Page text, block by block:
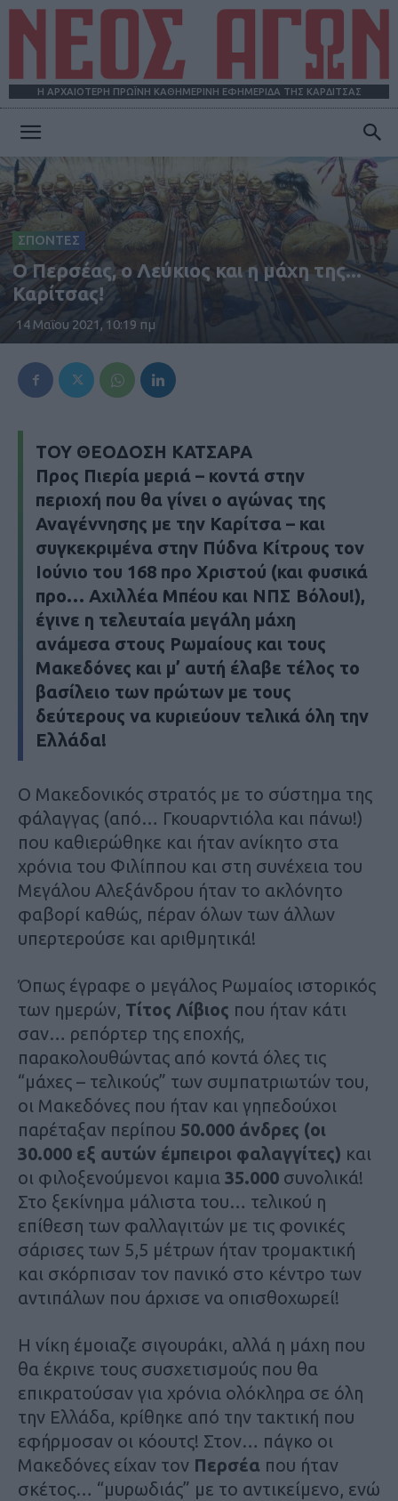
Η ΑΡΧΑΙΟΤΕΡΗ ΠΡΩΪΝΗ ΚΑΘΗΜΕΡΙΝΗ ΕΦΗΜΕΡΙΔΑ ΤΗΣ ΚΑΡΔΙΤΣΑΣ
ΑΓΩΝ
ΣΠΟΝΤΕΣ
O Περσέας, ο Λεύκιος και η μάχη της...
Καρίτσας!
14 Μαΐου 2021, 10:19 πμ
ΤΟΥ ΘΕΟΔΟΣΗ ΚΑΤΣΑΡΑ
Προς Πιερία μεριά – κοντά στην
περιοχή που θα γίνει ο αγώνας της
Αναγέννησης με την Καρίτσα – και
συγκεκριμένα στην Πύδνα Κίτρους τον
Ιούνιο του 168 προ Χριστού (και φυσικά
προ… Αχιλλέα Μπέου και ΝΠΣ Βόλου!),
έγινε η τελευταία μεγάλη μάχη
ανάμεσα στους Ρωμαίους και τους
Μακεδόνες και μ’ αυτή έλαβε τέλος το
βασίλειο των πρώτων με τους
δεύτερους να κυριεύουν τελικά όλη την
Ελλάδα!
Ο Μακεδονικός στρατός με το σύστημα της
φάλαγγας (από… Γκουαρντιόλα και πάνω!)
που καθιερώθηκε και ήταν ανίκητο στα
χρόνια του Φιλίππου και στη συνέχεια του
Μεγάλου Αλεξάνδρου ήταν το ακλόνητο
φαβορί καθώς, πέραν όλων των άλλων
υπερτερούσε και αριθμητικά!
Όπως έγραφε ο μεγάλος Ρωμαίος ιστορικός
των ημερών, Τίτος Λίβιος που ήταν κάτι
σαν… ρεπόρτερ της εποχής,
παρακολουθώντας από κοντά όλες τις
“μάχες – τελικούς” των συμπατριωτών του,
οι Μακεδόνες που ήταν και γηπεδούχοι
παρέταξαν περίπου 50.000 άνδρες (οι
30.000 εξ αυτών έμπειροι φαλαγγίτες) και
οι φιλοξενούμενοι καμια 35.000 συνολικά!
Στο ξεκίνημα μάλιστα του… τελικού η
επίθεση των φαλλαγιτών με τις φονικές
σάρισες των 5,5 μέτρων ήταν τρομακτική
και σκόρπισαν τον πανικό στο κέντρο των
αντιπάλων που άρχισε να οπισθοχωρεί!
Η νίκη έμοιαζε σιγουράκι, αλλά η μάχη που
θα έκρινε τους συσχετισμούς που θα
επικρατούσαν για χρόνια ολόκληρα σε όλη
την Ελλάδα, κρίθηκε από την τακτική που
εφήρμοσαν οι κόουτς! Στον… πάγκο οι
Μακεδόνες είχαν τον Περσέα που ήταν
σκέτος… “μυρωδιάς” με το αντικείμενο, ενώ